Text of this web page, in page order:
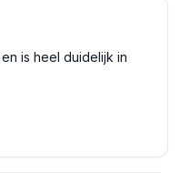
is heel duidelijk in